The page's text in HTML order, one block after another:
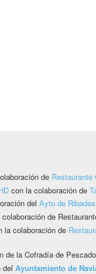
de
con la colaboración de
del Ayto de
de
la colaboración de
de la Cofradía de
del Ayuntamiento de